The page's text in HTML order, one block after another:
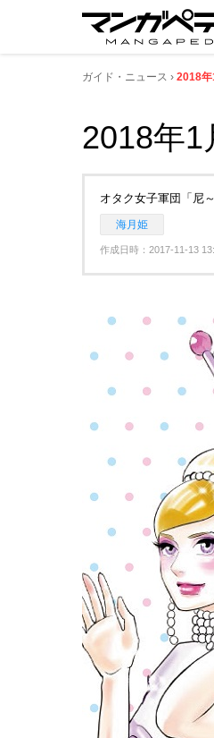
ガイド・ニュース 2018年
2018年1
オタク女子軍団「尼
海月姫
作成日時：2017-11-13